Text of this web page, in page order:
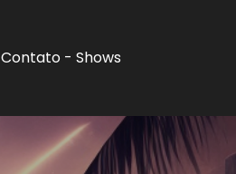
Contato - Shows